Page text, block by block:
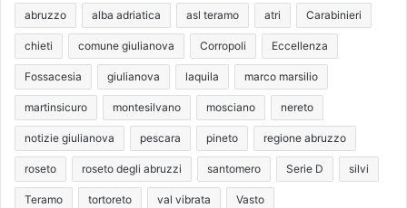
abruzzo alba adriatica asl teramo atri Carabinieri
chieti comune giulianova Corropoli Eccellenza
Fossacesia giulianova laquila marco marsilio
martinsicuro montesilvano mosciano nereto
notizie giulianova pescara pineto regione abruzzo
roseto roseto degli abruzzi santomero Serie D silvi
Teramo tortoreto val vibrata Vasto